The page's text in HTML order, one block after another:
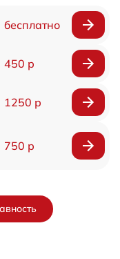
бесплатно
450 р
1250 р
750 р